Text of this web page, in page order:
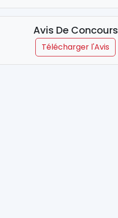
Avis De Concours
Télécharger l'Avis